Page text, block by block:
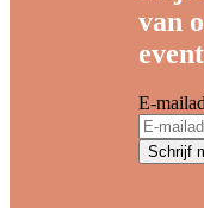
van
E-
Schrijf